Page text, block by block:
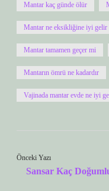
Mantar kaç günde ölür
Mantar ne eksikliğine iyi gelir
Mantar tamamen geçer mi
Mantarın ömrü ne kadardır
Vajinada mantar evde ne iyi
Önceki Yazı
Sansar Kaç